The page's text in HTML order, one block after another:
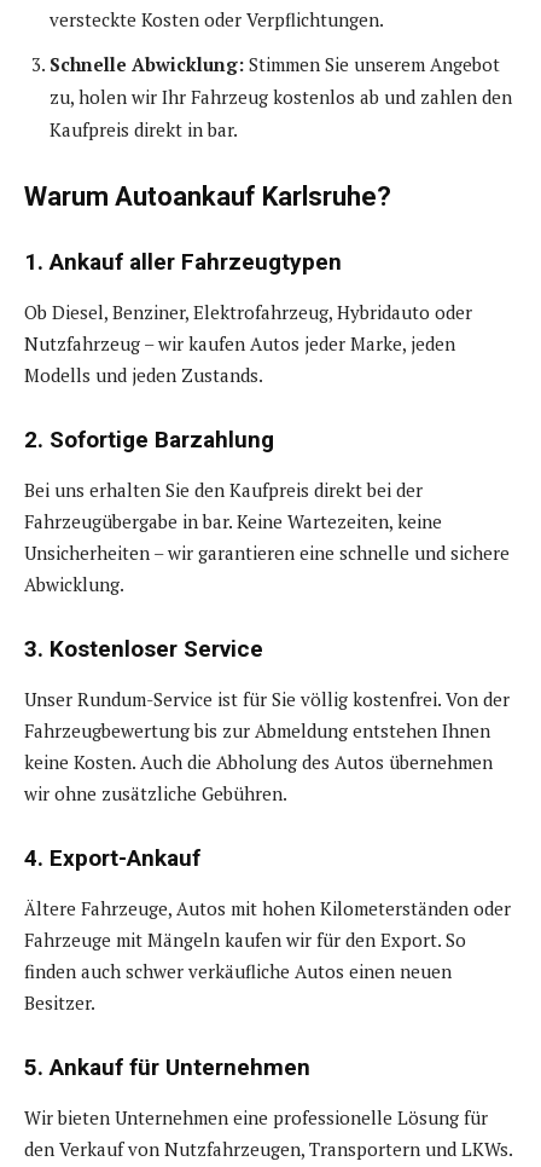
versteckte Kosten oder Verpflichtungen.
Schnelle Abwicklung: Stimmen Sie unserem Angebot
zu, holen wir Ihr Fahrzeug kostenlos ab und zahlen den
Kaufpreis direkt in bar.
Warum Autoankauf Karlsruhe?
1. Ankauf aller Fahrzeugtypen
Ob Diesel, Benziner, Elektrofahrzeug, Hybridauto oder
Nutzfahrzeug – wir kaufen Autos jeder Marke, jeden
Modells und jeden Zustands.
2. Sofortige Barzahlung
Bei uns erhalten Sie den Kaufpreis direkt bei der
Fahrzeugübergabe in bar. Keine Wartezeiten, keine
Unsicherheiten – wir garantieren eine schnelle und sichere
Abwicklung.
3. Kostenloser Service
Unser Rundum-Service ist für Sie völlig kostenfrei. Von der
Fahrzeugbewertung bis zur Abmeldung entstehen Ihnen
keine Kosten. Auch die Abholung des Autos übernehmen
wir ohne zusätzliche Gebühren.
4. Export-Ankauf
Ältere Fahrzeuge, Autos mit hohen Kilometerständen oder
Fahrzeuge mit Mängeln kaufen wir für den Export. So
finden auch schwer verkäufliche Autos einen neuen
Besitzer.
5. Ankauf für Unternehmen
Wir bieten Unternehmen eine professionelle Lösung für
den Verkauf von Nutzfahrzeugen, Transportern und LKWs.